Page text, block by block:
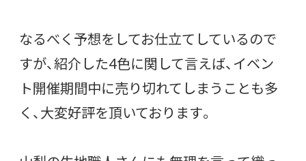
なるべく予想をしてお仕立てしているので
すが、紹介した4色に関して言えば、イベン
ト開催期間中に売り切れてしまうことも多
く、大変好評を頂いております。